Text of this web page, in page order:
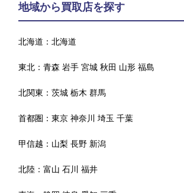
地域から買取店を探す
北海道：北海道
東北：青森 岩手 宮城 秋田 山形 福島
北関東：茨城 栃木 群馬
首都圏：東京 神奈川 埼玉 千葉
甲信越： 山梨 長野 新潟
北陸：富山 石川 福井